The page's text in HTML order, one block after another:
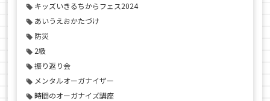
キッズいきるちからフェス2024
あいうえおかたづけ
防災
2級
振り返り会
メンタルオーガナイザー
時間のオーガナイズ講座